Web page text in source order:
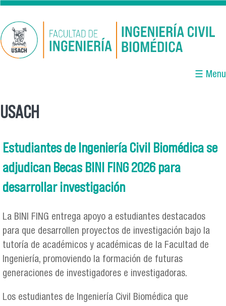
Pasar al contenido principal
☰ Menu
USACH
Estudiantes de Ingeniería Civil Biomédica se
adjudican Becas BINI FING 2026 para
desarrollar investigación
La BINI FING entrega apoyo a estudiantes destacados
para que desarrollen proyectos de investigación bajo la
tutoría de académicos y académicas de la Facultad de
Ingeniería, promoviendo la formación de futuras
generaciones de investigadores e investigadoras.
Los estudiantes de Ingeniería Civil Biomédica que